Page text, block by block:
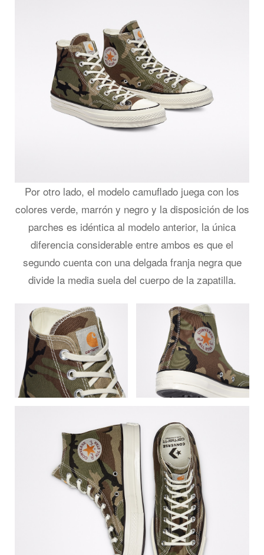
Por otro lado, el modelo camuflado juega con los
colores verde, marrón y negro y la disposición de los
parches es idéntica al modelo anterior, la única
diferencia considerable entre ambos es que el
segundo cuenta con una delgada franja negra que
divide la media suela del cuerpo de la zapatilla.